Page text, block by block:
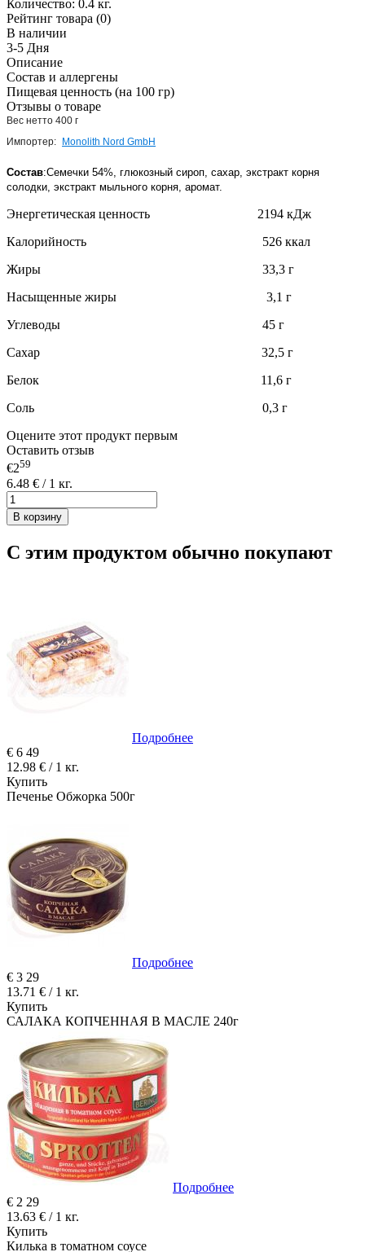
Количество: 0.4 кг.
Рейтинг товара (0)
В наличии
3-5 Дня
Описание
Состав и аллергены
Пищевая ценность (на 100 гр)
Отзывы о товаре
Вес нетто 400 г
Импортер:
Monolith Nord GmbH
Состав:Семечки 54%, глюкозный сироп, сахар, экстракт корня
солодки, экстракт мыльного корня, аромат.
Энергетическая ценность 2194 кДж
Калорийность 526 ккал
Жиры 33,3 г
Насыщенные жиры 3,1 г
Углеводы 45 г
Сахар 32,5 г
Белок 11,6 г
Соль 0,3 г
Оцените этот продукт первым
Оставить отзыв
€259
6.48 € / 1 кг.
В корзину
С этим продуктом обычно покупают
Подробнее
€ 6 49
12.98 € / 1 кг.
Купить
Печенье Обжорка 500г
Подробнее
€ 3 29
13.71 € / 1 кг.
Купить
САЛАКА КОПЧЕННАЯ В МАСЛЕ 240г
Подробнее
€ 2 29
13.63 € / 1 кг.
Купить
Килька в томатном соусе